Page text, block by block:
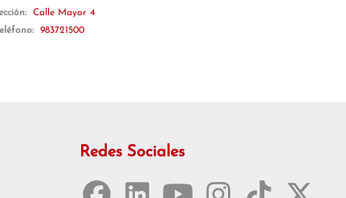
Calle Mayor 4
983721500
Redes Sociales